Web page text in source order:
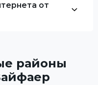
от
районы